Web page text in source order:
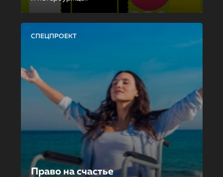
СПЕЦПРОЕКТ
Право на счастье